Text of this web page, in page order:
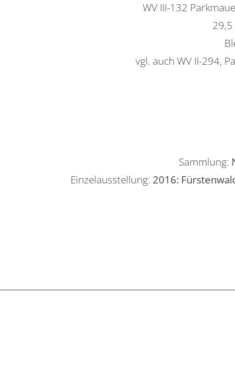
WV III-132
29,5
vgl. auch WV II-294,
Sammlung:
Einzelausstellung: 2016: